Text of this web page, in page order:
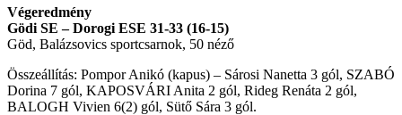
Végeredmény
Gödi SE – Dorogi ESE 31-33 (16-15)
Göd, Balázsovics sportcsarnok, 50 néző
Összeállítás: Pompor Anikó (kapus) – Sárosi Nanetta 3 gól, SZABÓ
Dorina 7 gól, KAPOSVÁRI Anita 2 gól, Rideg Renáta 2 gól,
BALOGH Vivien 6(2) gól, Sütő Sára 3 gól.